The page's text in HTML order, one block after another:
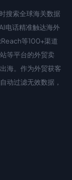
搜索全球海关数据
电话精准触达海外
等100+渠道
等平台的外贸卖
海。作为外贸获客
动过滤无效数据，